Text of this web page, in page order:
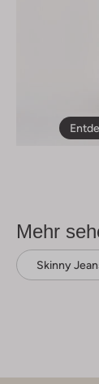
Mehr
Skinny